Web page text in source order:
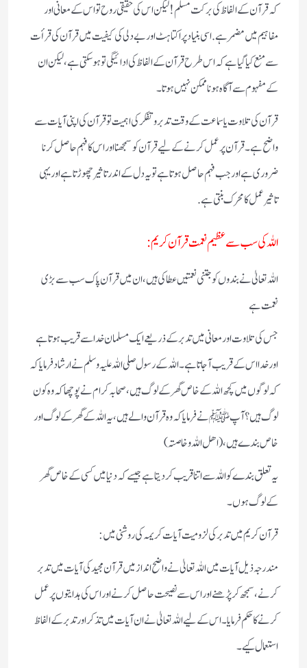
کہ قرآن کے الفاظ کی برکت مسلم! لیکن اس کی حقیقی روح تو اس کے معانی اور
مفاہیم میں مضمر ہے. اسی بنیاد پر اکتاہٹ اور بے دلی کی کیفیت میں قرآن کی قرأت
سے منع کیا گیا ہے کہ اس طرح قرآن کے الفاظ کی ادائیگی تو ہو سکتی ہے، لیکن ان
کے مفہوم سے آگاہ ہونا ممکن نہیں ہوتا۔
قرآن کی تلاوت یا سماعت کے وقت تدبر و تفکر کی اہمیت تو قرآن کی اپنی آیات سے
واضح ہے۔ قرآن پر عمل کرنے کے لیے قرآن کو سمجھنا اور اس کا فہم حاصل کرنا
ضروری ہے اور جب فہم حاصل ہوتا ہے تو یہ دل کے اندر تاثیر چھوڑتا ہے اور یہی
تاثیر عمل کا محرک بنتی ہے.
اللہ کی سب سے عظیم نعمت قرآن کریم :
اللہ تعالیٰ نے بندو ں کو جتنی نعمتیں عطاکی ہیں، ان میں قرآن پاک سب سے بڑی
نعمت ہے
جس کی تلاوت اور معانی میں تدبر کے ذریعے ایک مسلمان خدا سے قر یب ہو تاہے
اور خدا اس کے قریب آجاتا ہے ۔ اللہ کے رسول صلی اللہ علیہ وسلم نے ارشاد فرمایاکہ
کہ لوگو ں میں کچھ اللہ کے خاص گھر کے لوگ ہیں، صحابہ کرام نے پوچھا کہ وہ کون
لوگ ہیں؟ آپ ﷺ نے فر مایاکہ وہ قر آن والے ہیں، یہ اللہ کے گھر کے لوگ اور
خاص بند ے ہیں، (اھل اللہ وخاصتہ)
یہ تعلق بندے کو اللہ سے اتنا قر یب کر دیتاہے جیسے کہ دنیا میں کسی کے خاص گھر
کے لوگ ہوں۔
قرآن کریم میں تدبر کی لزومیت آیات کریمہ کی روشنی میں:
مندرجہ ذیل آیات میں اللہ تعالیٰ نے واضح انداز میں قرآن مجید کی آیات میں تدبر
کرنے، سمجھ کر پڑھنے اور اس سے نصیحت حاصل کرنے اور اس کی ہدایتوں پر عمل
کرنے کا حکم فرمایا۔اس کے لیے اللہ تعالیٰ نے ان آیات میں تذکر اور تدبر کے الفاظ
استعمال کیے۔